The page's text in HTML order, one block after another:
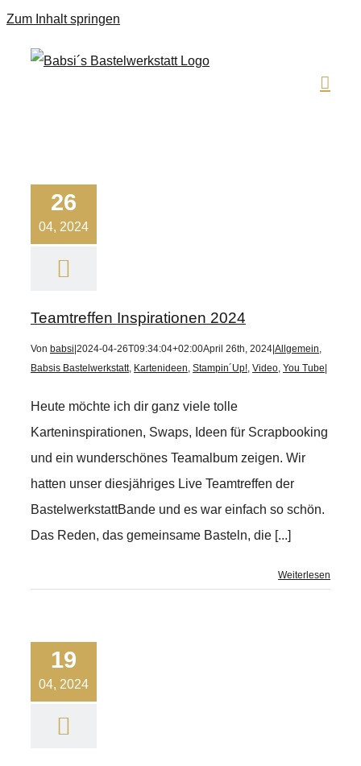
Zum Inhalt springen
26
04, 2024
Teamtreffen Inspirationen 2024
Von babsi 2024-04-26T09:34:04+02:00April 26th, 2024 Allgemein,
Babsis Bastelwerkstatt, Kartenideen, Stampin´Up!, Video, You Tube
Heute möchte ich dir ganz viele tolle
Karteninspirationen, Swaps, Ideen für Scrapbooking
und ein wunderschönes Teamalbum zeigen. Wir
hatten unser diesjähriges Live Teamtreffen der
BastelwerkstattBande und es war einfach so schön.
Das Reden, das gemeinsame Basteln, die [...]
Weiterlesen
19
04, 2024